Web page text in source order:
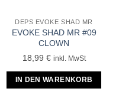
DEPS EVOKE SHAD MR
EVOKE SHAD MR #09
CLOWN
18,99 € inkl. MwSt
IN DEN WARENKORB